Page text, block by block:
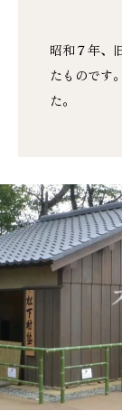
昭和７年、
たものです
た。